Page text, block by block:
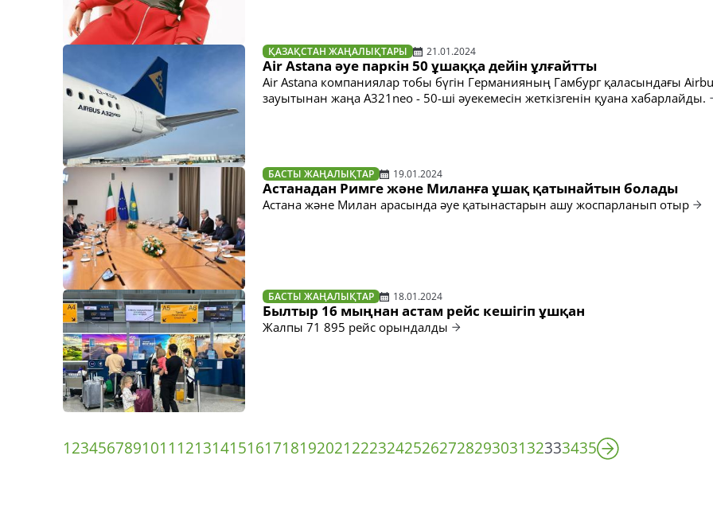
ҚАЗАҚСТАН ЖАҢАЛЫҚТАРЫ 21.01.2024
Air Astana әуе паркін 50 ұшаққа дейін ұлғайтты
Air Astana компаниялар тобы бүгін Германияның Гамбург қаласындағы
зауытынан жаңа A321neo - 50-ші әуекемесін жеткізгенін қуана хабарлайды.
БАСТЫ ЖАҢАЛЫҚТАР 19.01.2024
Астанадан Римге және Миланға ұшақ қатынайтын болады
Астана және Милан арасында әуе қатынастарын ашу жоспарланып отыр
БАСТЫ ЖАҢАЛЫҚТАР 18.01.2024
Былтыр 16 мыңнан астам рейс кешігіп ұшқан
Жалпы 71 895 рейс орындалды
1234567891011 121314151617181920212223242526272829303132333435